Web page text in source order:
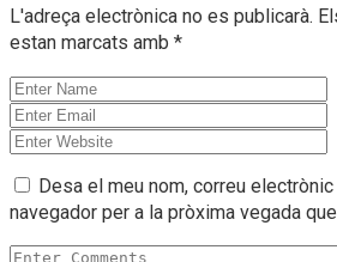
L'adreça electrònica no es publicarà.
estan marcats amb *
Desa el meu nom, correu
navegador per a la pròxima vegada